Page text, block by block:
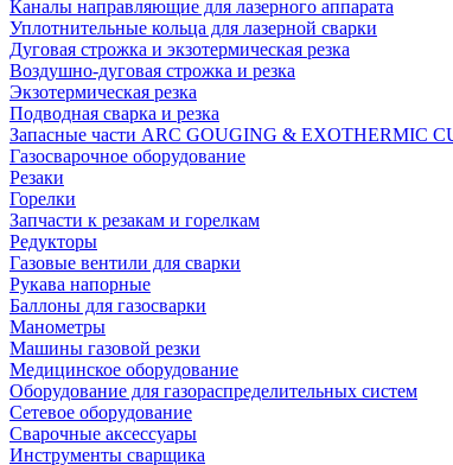
Каналы направляющие для лазерного аппарата
Уплотнительные кольца для лазерной сварки
Дуговая строжка и экзотермическая резка
Воздушно-дуговая строжка и резка
Экзотермическая резка
Подводная сварка и резка
Запасные части ARC GOUGING & EXOTHERMIC
Газосварочное оборудование
Резаки
Горелки
Запчасти к резакам и горелкам
Редукторы
Газовые вентили для сварки
Рукава напорные
Баллоны для газосварки
Манометры
Машины газовой резки
Медицинское оборудование
Оборудование для газораспределительных систем
Сетевое оборудование
Сварочные аксессуары
Инструменты сварщика